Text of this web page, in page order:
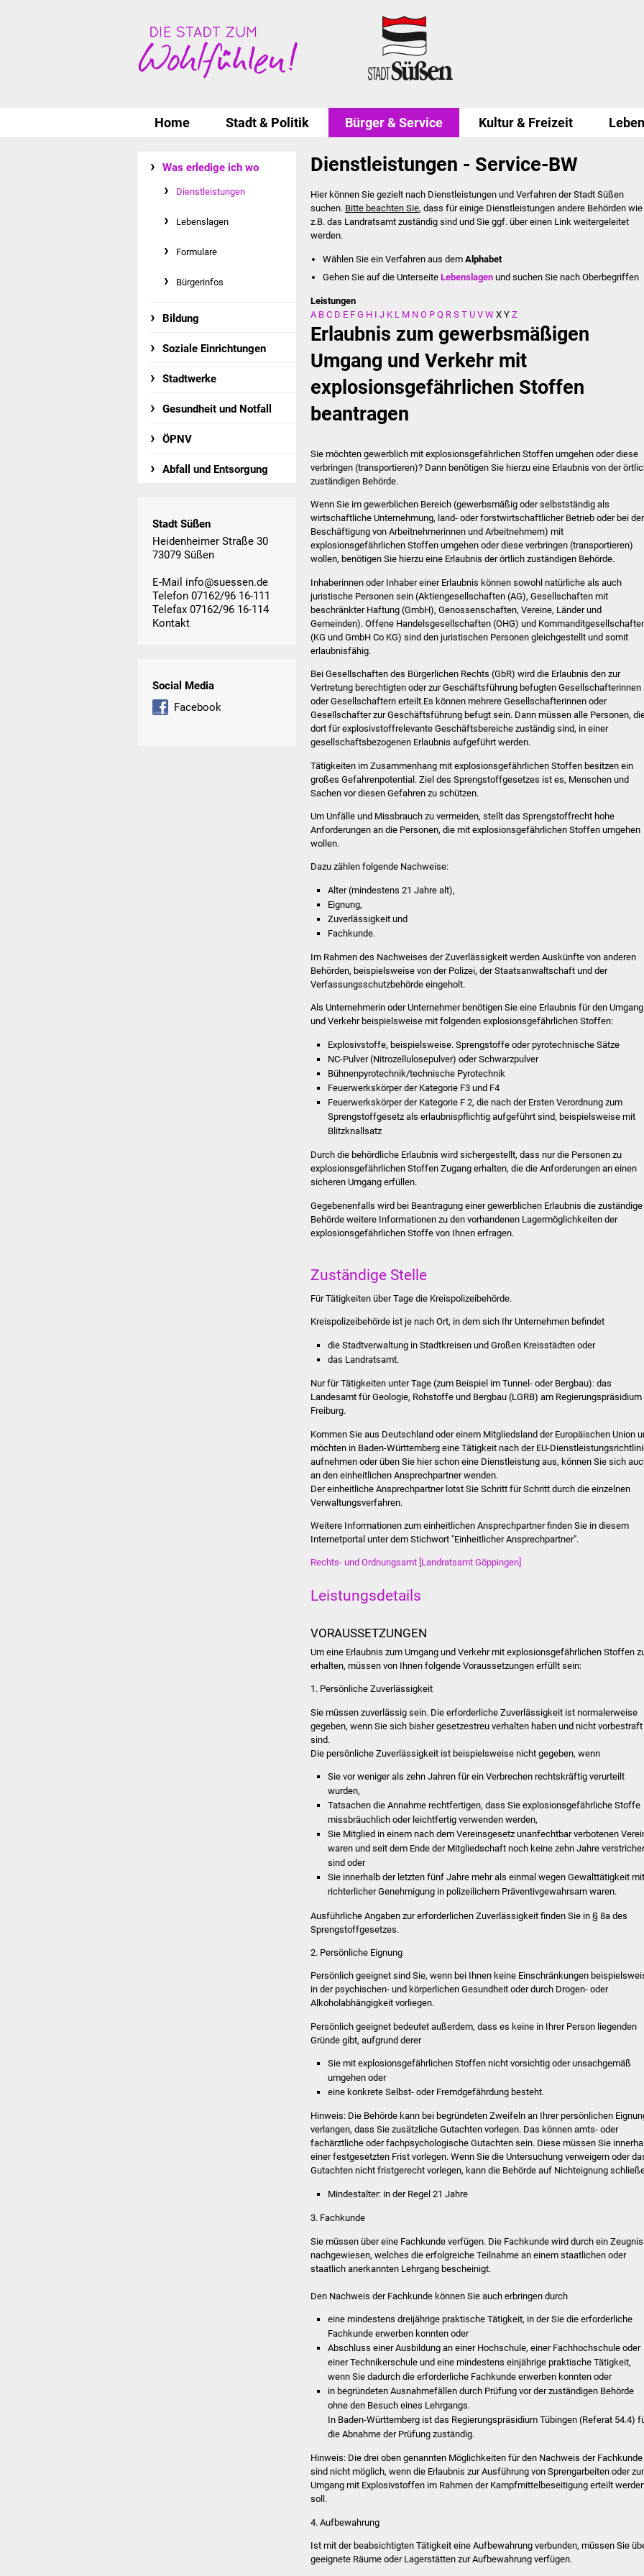
Home Stadt & Politik Bürger & Service Kultur & Freizeit
Was erledige ich wo
Dienstleistungen
Lebenslagen
Formulare
Bürgerinfos
Bildung
Soziale Einrichtungen
Stadtwerke
Gesundheit und Notfall
ÖPNV
Abfall und Entsorgung
Stadt Süßen
Heidenheimer Straße 30
73079 Süßen
E-Mail info@suessen.de
Telefon 07162/96 16-111
Telefax 07162/96 16-114
Kontakt
Social Media
Facebook
Dienstleistungen - Service-BW
Hier können Sie gezielt nach Dienstleistungen und Verfahren der Stadt Süßen
suchen. Bitte beachten Sie, dass für einige Dienstleistungen andere Behörden wie
z.B. das Landratsamt zuständig sind und Sie ggf. über einen Link weitergeleitet
werden.
Wählen Sie ein Verfahren aus dem Alphabet
Gehen Sie auf die UnterseiteLebenslagen und suchen Sie nach Oberbegriffen
Leistungen
A B C D E F G H I J K L M N O P Q R S T U V W X Y Z
Erlaubnis zum gewerbsmäßigen
Umgang und Verkehr mit
explosionsgefährlichen Stoffen
beantragen
Sie möchten gewerblich mit explosionsgefährlichen Stoffen umgehen oder diese
verbringen (transportieren)? Dann benötigen Sie hierzu eine Erlaubnis von der
zuständigen Behörde.
Wenn Sie im gewerblichen Bereich (gewerbsmäßig oder selbstständig als
wirtschaftliche Unternehmung, land- oder forstwirtschaftlicher Betrieb oder bei der
Beschäftigung von Arbeitnehmerinnen und Arbeitnehmern) mit
explosionsgefährlichen Stoffen umgehen oder diese verbringen (transportieren)
wollen, benötigen Sie hierzu eine Erlaubnis der örtlich zuständigen Behörde.
Inhaberinnen oder Inhaber einer Erlaubnis können sowohl natürliche als auch
juristische Personen sein (Aktiengesellschaften (AG), Gesellschaften mit
beschränkter Haftung (GmbH), Genossenschaften, Vereine, Länder und
Gemeinden). Offene Handelsgesellschaften (OHG) und
(KG und GmbH Co KG) sind den juristischen Personen gleichgestellt und somit
erlaubnisfähig.
Bei Gesellschaften des Bürgerlichen Rechts (GbR) wird die Erlaubnis den zur
Vertretung berechtigten oder zur Geschäftsführung befugten Gesellschafterinnen
oder Gesellschaftern erteilt.Es können mehrere Gesellschafterinnen oder
Gesellschafter zur Geschäftsführung befugt sein. Dann müssen alle Personen,
dort für explosivstoffrelevante Geschäftsbereiche zuständig sind, in einer
gesellschaftsbezogenen Erlaubnis aufgeführt werden.
Tätigkeiten im Zusammenhang mit explosionsgefährlichen Stoffen besitzen ein
großes Gefahrenpotential. Ziel des Sprengstoffgesetzes ist es, Menschen und
Sachen vor diesen Gefahren zu schützen.
Um Unfälle und Missbrauch zu vermeiden, stellt das Sprengstoffrecht hohe
Anforderungen an die Personen, die mit explosionsgefährlichen Stoffen umgehen
wollen.
Dazu zählen folgende Nachweise:
Alter (mindestens 21 Jahre alt),
Eignung,
Zuverlässigkeit und
Fachkunde.
Im Rahmen des Nachweises der Zuverlässigkeit werden Auskünfte von anderen
Behörden, beispielsweise von der Polizei, der Staatsanwaltschaft und der
Verfassungsschutzbehörde eingeholt.
Als Unternehmerin oder Unternehmer benötigen Sie eine Erlaubnis für den Umgang
und Verkehr beispielsweise mit folgenden explosionsgefährlichen Stoffen:
Explosivstoffe, beispielsweise. Sprengstoffe oder pyrotechnische Sätze
NC-Pulver (Nitrozellulosepulver) oder Schwarzpulver
Bühnenpyrotechnik/technische Pyrotechnik
Feuerwerkskörper der Kategorie F3 und F4
Feuerwerkskörper der Kategorie F 2, die nach der Ersten Verordnung zum
Sprengstoffgesetz als erlaubnispflichtig aufgeführt sind, beispielsweise mit
Blitzknallsatz
Durch die behördliche Erlaubnis wird sichergestellt, dass nur die Personen zu
explosionsgefährlichen Stoffen Zugang erhalten, die die Anforderungen an einen
sicheren Umgang erfüllen.
Gegebenenfalls wird bei Beantragung einer gewerblichen Erlaubnis die zuständige
Behörde weitere Informationen zu den vorhandenen Lagermöglichkeiten der
explosionsgefährlichen Stoffe von Ihnen erfragen.
Zuständige Stelle
Für Tätigkeiten über Tage die Kreispolizeibehörde.
Kreispolizeibehörde ist je nach Ort, in dem sich Ihr Unternehmen befindet
die Stadtverwaltung in Stadtkreisen und Großen Kreisstädten oder
das Landratsamt.
Nur für Tätigkeiten unter Tage (zum Beispiel im Tunnel- oder Bergbau): das
Landesamt für Geologie, Rohstoffe und Bergbau (LGRB) am Regierungspräsidium
Freiburg.
Kommen Sie aus Deutschland oder einem Mitgliedsland der Europäischen Union
möchten in Baden-Württemberg eine Tätigkeit nach der EU-
aufnehmen oder üben Sie hier schon eine Dienstleistung aus, können Sie sich
an den einheitlichen Ansprechpartner wenden.
Der einheitliche Ansprechpartner lotst Sie Schritt für Schritt durch die einzelnen
Verwaltungsverfahren.
Weitere Informationen zum einheitlichen Ansprechpartner finden Sie in diesem
Internetportal unter dem Stichwort "Einheitlicher Ansprechpartner".
Rechts- und Ordnungsamt [Landratsamt Göppingen]
Leistungsdetails
VORAUSSETZUNGEN
Um eine Erlaubnis zum Umgang und Verkehr mit explosionsgefährlichen Stoffen
erhalten, müssen von Ihnen folgende Voraussetzungen erfüllt sein:
1. Persönliche Zuverlässigkeit
Sie müssen zuverlässig sein. Die erforderliche Zuverlässigkeit ist normalerweise
gegeben, wenn Sie sich bisher gesetzestreu verhalten haben und nicht vorbestraft
sind.
Die persönliche Zuverlässigkeit ist beispielsweise nicht gegeben, wenn
Sie vor weniger als zehn Jahren für ein Verbrechen rechtskräftig verurteilt
wurden,
Tatsachen die Annahme rechtfertigen, dass Sie explosionsgefährliche Stoffe
missbräuchlich oder leichtfertig verwenden werden,
Sie Mitglied in einem nach dem Vereinsgesetz unanfechtbar verbotenen
waren undseit dem Ende der Mitgliedschaft noch keine zehn Jahre
sind oder
Sie innerhalb der letzten fünf Jahre mehr als einmal wegen Gewalttätigkeit mit
richterlicher Genehmigung in polizeilichem Präventivgewahrsam waren.
Ausführliche Angaben zur erforderlichen Zuverlässigkeit finden Sie in § 8a des
Sprengstoffgesetzes.
2. Persönliche Eignung
Persönlich geeignet sind Sie, wenn bei Ihnen keine Einschränkungen
in der psychischen- und körperlichen Gesundheit oder durch Drogen- oder
Alkoholabhängigkeit vorliegen.
Persönlich geeignet bedeutet außerdem, dass es keine in Ihrer Person liegenden
Gründe gibt, aufgrund derer
Sie mit explosionsgefährlichen Stoffen nicht vorsichtig oder unsachgemäß
umgehen oder
eine konkrete Selbst- oder Fremdgefährdung besteht.
Hinweis: Die Behörde kann bei begründeten Zweifeln an Ihrer persönlichen
verlangen, dass Sie zusätzliche Gutachten vorlegen. Das können amts- oder
fachärztliche oder fachpsychologische Gutachten sein. Diese müssen Sie
einer festgesetzten Frist vorlegen. Wenn Sie die Untersuchung verweigern oder
Gutachten nicht fristgerecht vorlegen, kann die Behörde auf Nichteignung
Mindestalter: in der Regel 21 Jahre
3. Fachkunde
Sie müssen über eine Fachkunde verfügen. Die Fachkunde wird durch ein Zeugnis
nachgewiesen, welches die erfolgreiche Teilnahme an einem staatlichen oder
staatlich anerkannten Lehrgang bescheinigt.
Den Nachweis der Fachkunde können Sie auch erbringen durch
eine mindestens dreijährige praktische Tätigkeit, in der Sie die erforderliche
Fachkunde erwerben konnten oder
Abschluss einer Ausbildung an einer Hochschule, einer Fachhochschule oder
einer Technikerschule und eine mindestens einjährige praktische Tätigkeit,
wenn Sie dadurch die erforderliche Fachkunde erwerben konnten oder
in begründeten Ausnahmefällen durch Prüfung vor der zuständigen Behörde
ohne den Besuch eines Lehrgangs.
In Baden-Württemberg ist das Regierungspräsidium Tübingen (Referat 54.4)
die Abnahme der Prüfung zuständig.
Hinweis: Die drei oben genannten Möglichkeiten für den Nachweis der Fachkunde
sind nicht möglich, wenn die Erlaubnis zur Ausführung von Sprengarbeiten oder
Umgang mit Explosivstoffen im Rahmen der Kampfmittelbeseitigung erteilt
soll.
4. Aufbewahrung
Ist mit der beabsichtigten Tätigkeit eine Aufbewahrung verbunden, müssen Sie
geeignete Räume oder Lagerstätten zur Aufbewahrung verfügen.